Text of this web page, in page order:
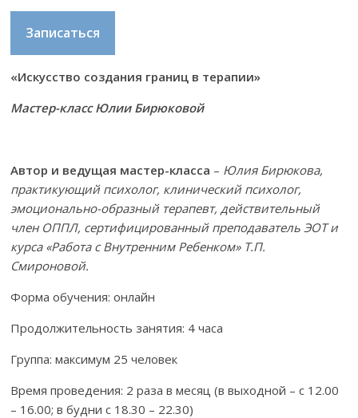
Записаться
«Искусство создания границ в терапии»
Мастер-класс Юлии Бирюковой
Автор и ведущая мастер-класса – Юлия Бирюкова,
практикующий психолог, клинический психолог,
эмоционально-образный терапевт, действительный
член ОППЛ, сертифицированный преподаватель ЭОТ и
курса «Работа с Внутренним Ребенком» Т.П.
Смироновой.
Форма обучения: онлайн
Продолжительность занятия: 4 часа
Группа: максимум 25 человек
Время проведения: 2 раза в месяц (в выходной – с 12.00
– 16.00; в будни с 18.30 – 22.30)